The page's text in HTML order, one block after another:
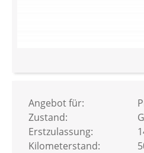
Anfang
Bildergalerie
springen
Angebot für:
Zustand:
Erstzulassung:
Kilometerstand: